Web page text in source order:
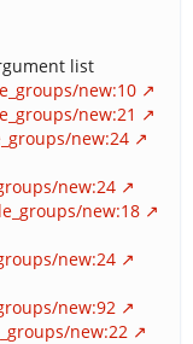
list
new:10
new:21
new:24
new:24
new:18
new:24
new:92
new:22